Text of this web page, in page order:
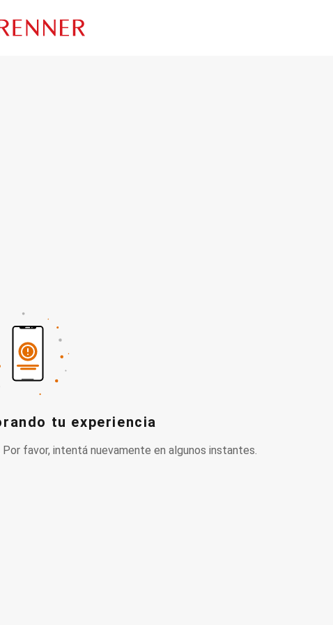
tu experiencia
favor, intentá nuevamente en algunos instantes.